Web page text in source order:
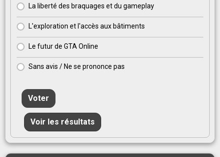
La liberté des braquages et du gameplay
L'exploration et l'accès aux bâtiments
Le futur de GTA Online
Sans avis / Ne se prononce pas
Voter
Voir les résultats